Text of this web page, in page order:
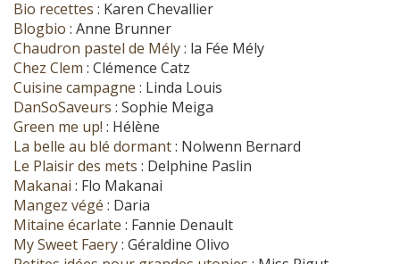
Bio recettes : Karen Chevallier
Blogbio : Anne Brunner
Chaudron pastel de Mély: la Fée Mély
Chez Clem : Clémence Catz
Cuisine campagne : Linda Louis
DanSoSaveurs : Sophie Meiga
Green me up! : Hélène
La belle au blé dormant: Nolwenn Bernard
Le Plaisir des mets : Delphine Paslin
Makanai : Flo Makanai
Mangez végé : Daria
Mitaine écarlate : Fannie Denault
My Sweet Faery: Géraldine Olivo